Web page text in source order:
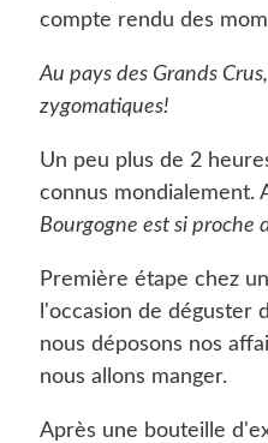
compte rendu des
Au pays des Grands Crus,
zygomatiques!
Un peu plus de 2
connus mondialement.
Bourgogne est si proche
Première étape chez
l'occasion de déguster
nous déposons nos
nous allons manger.
Après une bouteille